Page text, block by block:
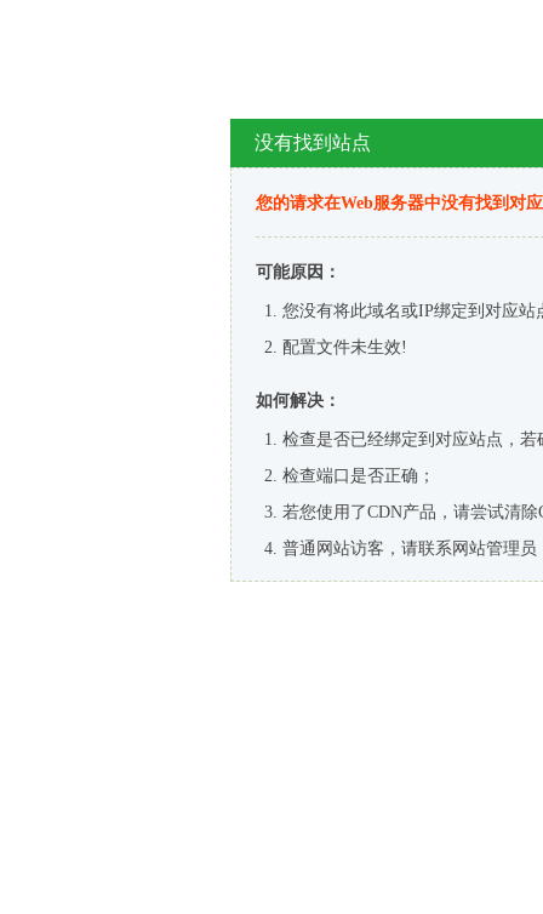
没有找到站点
您的请求在Web服务器中没有找到对
可能原因：
您没有将此域名或IP绑定到对应站
配置文件未生效!
如何解决：
检查是否已经绑定到对应站点，
检查端口是否正确；
若您使用了CDN产品，请尝试清除
普通网站访客，请联系网站管理员